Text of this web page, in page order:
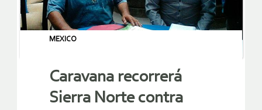
MEXICO
Caravana recorrerá
Sierra Norte contra